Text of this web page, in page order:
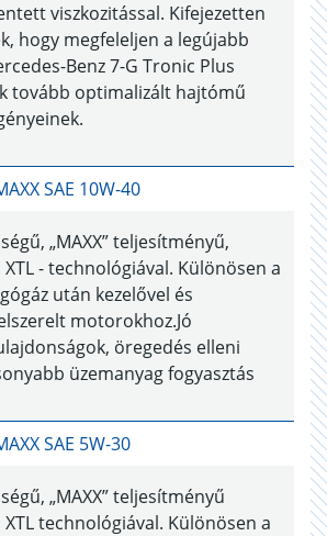
viszkozitással. Kifejezetten
hogy megfeleljen a legújabb
Benz 7-G Tronic Plus
tovább optimalizált hajtómű
SAE 10W-40
„MAXX” teljesítményű,
- technológiával. Különösen a
után kezelővel és
motorokhoz.Jó
öregedés elleni
üzemanyag fogyasztás
SAE 5W-30
„MAXX” teljesítményű
technológiával. Különösen a